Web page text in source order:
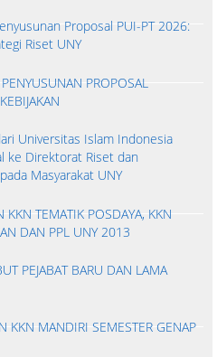
Proposal PUI-PT 2026:
Riset UNY
PROPOSAL
Universitas Islam Indonesia
ke Direktorat Riset dan
Masyarakat UNY
KKN TEMATIK POSDAYA, KKN
DAN PPL UNY 2013
PEJABAT BARU DAN LAMA
KKN MANDIRI SEMESTER GENAP